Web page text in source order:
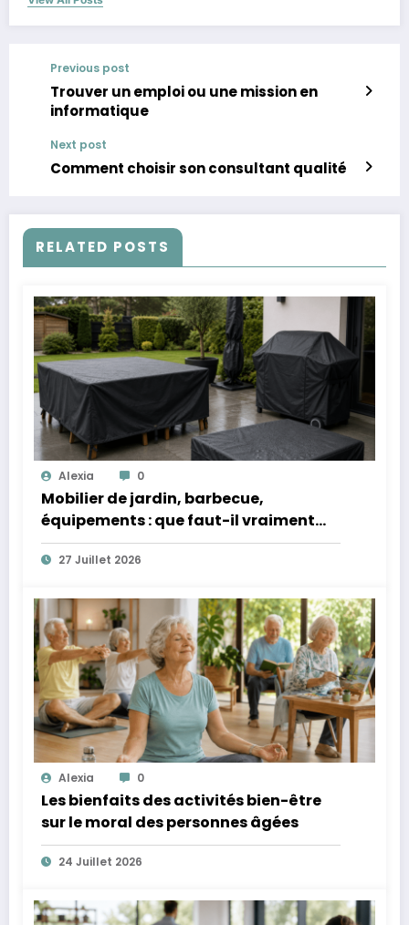
Previous post
Trouver un emploi ou une mission en
informatique
Next post
Comment choisir son consultant qualité
RELATED POSTS
Alexia 0
Mobilier de jardin, barbecue,
équipements : que faut-il vraiment
protéger quand ils restent dehors ?
27 Juillet 2026
Alexia 0
Les bienfaits des activités bien-être
sur le moral des personnes âgées
24 Juillet 2026